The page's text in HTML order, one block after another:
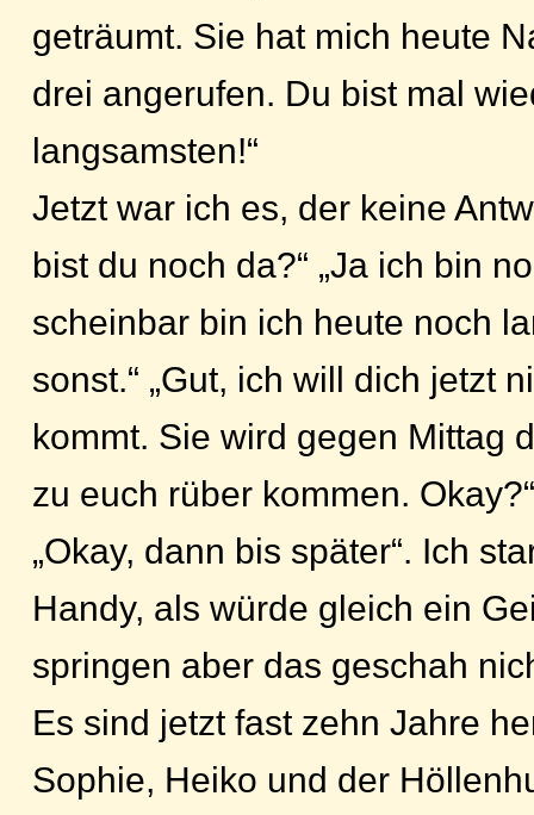
geträumt. Sie hat mich heute
drei angerufen. Du bist mal
langsamsten!“
Jetzt war ich es, der keine
bist du noch da?“ „Ja ich bin
scheinbar bin ich heute noch
sonst.“ „Gut, ich will dich jetzt
kommt. Sie wird gegen Mittag
zu euch rüber kommen. Okay?“
„Okay, dann bis später“. Ich
Handy, als würde gleich ein
springen aber das geschah
Es sind jetzt fast zehn Jahre
Sophie, Heiko und der